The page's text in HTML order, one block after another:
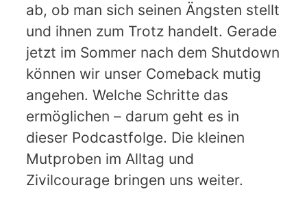
ab, ob man sich seinen Ängsten stellt
und ihnen zum Trotz handelt. Gerade
jetzt im Sommer nach dem Shutdown
können wir unser Comeback mutig
angehen. Welche Schritte das
ermöglichen – darum geht es in
dieser Podcastfolge. Die kleinen
Mutproben im Alltag und
Zivilcourage bringen uns weiter.